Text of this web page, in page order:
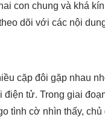
con chung và khá
dõi với các nội
cặp đôi gặp nhau
điện tử. Trong giai
tình cờ nhìn thấy,